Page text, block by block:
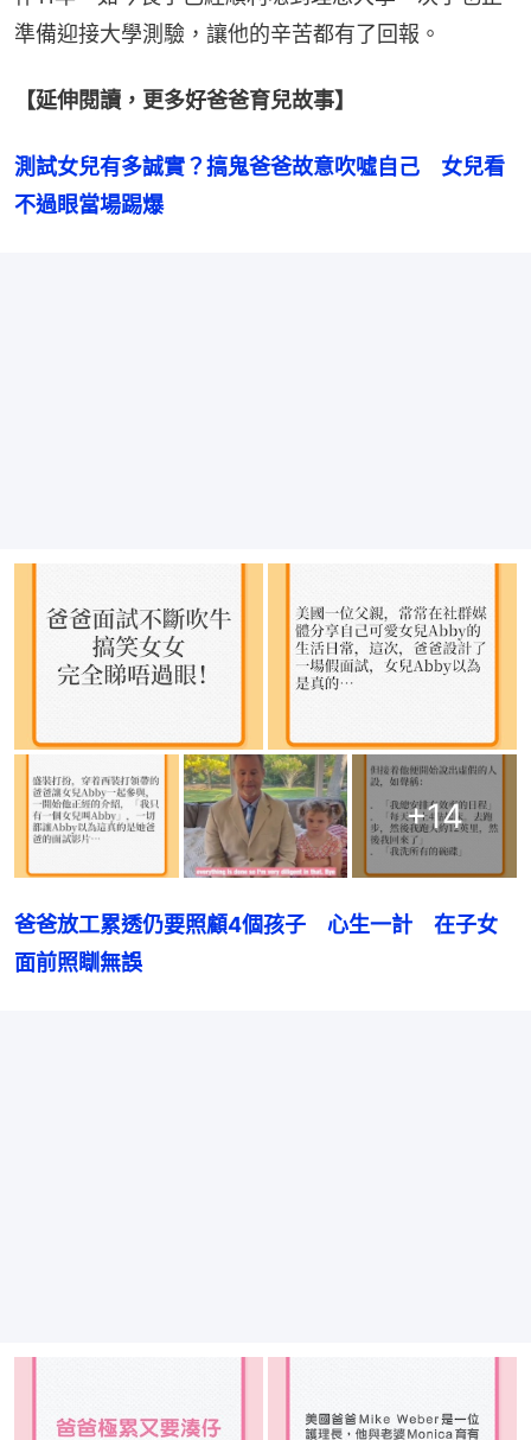
準備迎接大學測驗，讓他的辛苦都有了回報。
【延伸閱讀，更多好爸爸育兒故事】
測試女兒有多誠實？搞鬼爸爸故意吹噓自己　女兒看
不過眼當場踢爆
+14
爸爸放工累透仍要照顧4個孩子　心生一計　在子女
面前照瞓無誤